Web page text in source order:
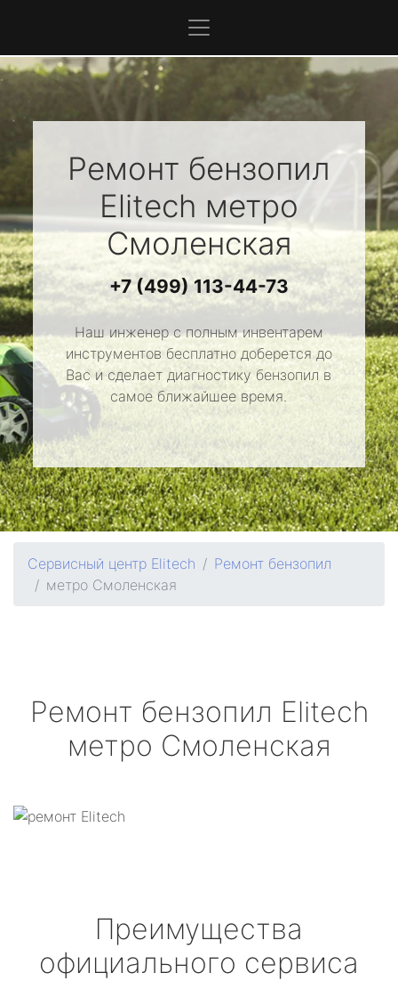
Ремонт бензопил
Elitech метро
Смоленская
+7 (499) 113-44-73
Наш инженер с полным инвентарем
инструментов бесплатно доберется до
Вас и сделает диагностику бензопил в
самое ближайшее время.
Сервисный центр Elitech
Ремонт бензопил
метро Смоленская
Ремонт бензопил Elitech
метро Смоленская
Преимущества
официального сервиса